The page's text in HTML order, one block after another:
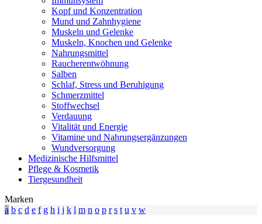
Kopf und Konzentration
Mund und Zahnhygiene
Muskeln und Gelenke
Muskeln, Knochen und Gelenke
Nahrungsmittel
Raucherentwöhnung
Salben
Schlaf, Stress und Beruhigung
Schmerzmittel
Stoffwechsel
Verdauung
Vitalität und Energie
Vitamine und Nahrungsergänzungen
Wundversorgung
Medizinische Hilfsmittel
Pflege & Kosmetik
Tiergesundheit
Marken
a b c d e f g h i j k l m n o p r s t u v w